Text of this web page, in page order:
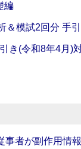
編
＆模試2回分 手
き(令和8年4月)
事者が副作用情